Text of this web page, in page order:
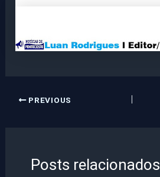
PREVIOUS
Posts relacionados